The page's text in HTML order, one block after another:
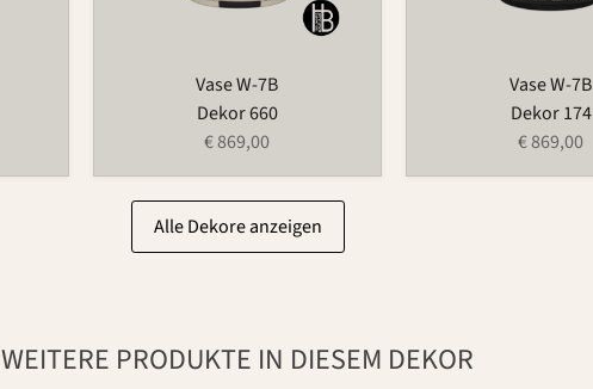
Vase W-7B
Dekor 660
€ 869,00
Vase W-7B
Dekor 174
€ 869,00
Alle Dekore anzeigen
WEITERE PRODUKTE IN DIESEM DEKOR